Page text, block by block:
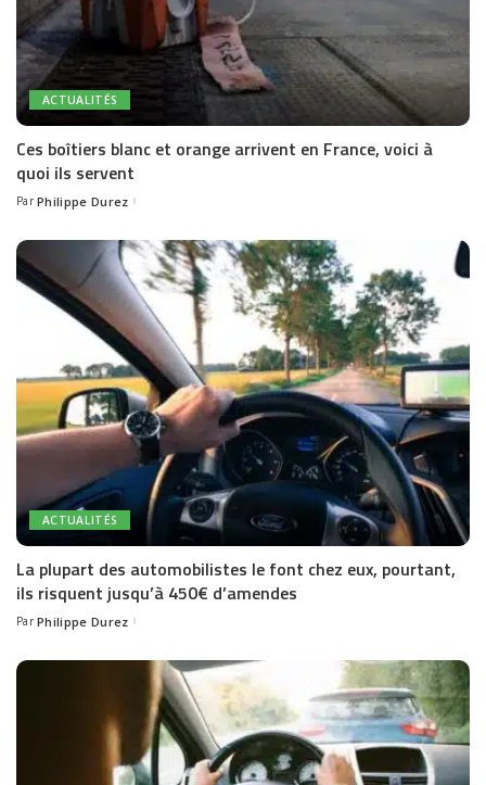
ACTUALITÉS
Ces boîtiers blanc et orange arrivent en France, voici à
quoi ils servent
Posted
Par Philippe Durez
ACTUALITÉS
La plupart des automobilistes le font chez eux, pourtant,
ils risquent jusqu’à 450€ d’amendes
Posted
Par Philippe Durez